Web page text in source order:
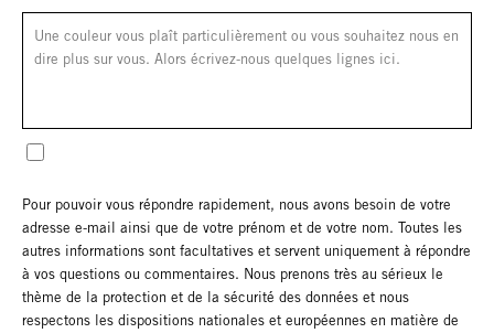
Pour pouvoir vous répondre rapidement, nous avons besoin de votre
adresse e-mail ainsi que de votre prénom et de votre nom. Toutes les
autres informations sont facultatives et servent uniquement à répondre
à vos questions ou commentaires. Nous prenons très au sérieux le
thème de la protection et de la sécurité des données et nous
respectons les dispositions nationales et européennes en matière de